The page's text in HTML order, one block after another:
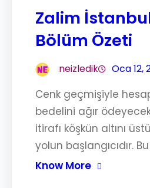
Zalim
Bölüm Özeti
neizledik Oca 12,
Cenk geçmişiyle
bedelini ağır
itirafı köşkün altını
yolun başlangıcıdır.
Know More